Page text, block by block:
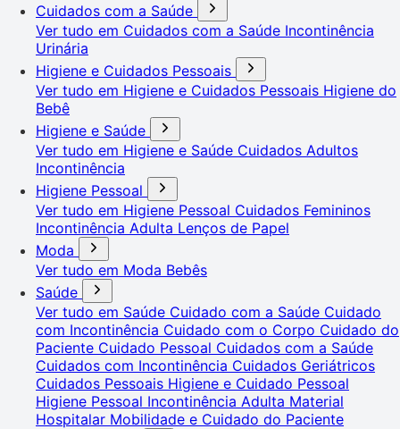
Cuidados com a Saúde
Ver tudo em Cuidados com a Saúde Incontinência
Urinária
Higiene e Cuidados Pessoais
Ver tudo em Higiene e Cuidados Pessoais Higiene do
Bebê
Higiene e Saúde
Ver tudo em Higiene e Saúde Cuidados Adultos
Incontinência
Higiene Pessoal
Ver tudo em Higiene Pessoal Cuidados Femininos
Incontinência Adulta Lenços de Papel
Moda
Ver tudo em Moda Bebês
Saúde
Ver tudo em Saúde Cuidado com a Saúde Cuidado
com Incontinência Cuidado com o Corpo Cuidado do
Paciente Cuidado Pessoal Cuidados com a Saúde
Cuidados com Incontinência Cuidados Geriátricos
Cuidados Pessoais Higiene e Cuidado Pessoal
Higiene Pessoal Incontinência Adulta Material
Hospitalar Mobilidade e Cuidado do Paciente